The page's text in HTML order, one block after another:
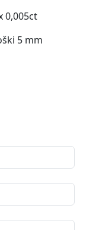
0,005ct
5 mm